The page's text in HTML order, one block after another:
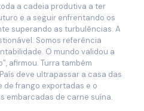
a cadeia produtiva a ter
e a seguir enfrentando os
superando as turbulências. A
Somos referência
O mundo validou a
afirmou. Turra também
deve ultrapassar a casa das
frango exportadas e o
embarcadas de carne suína.